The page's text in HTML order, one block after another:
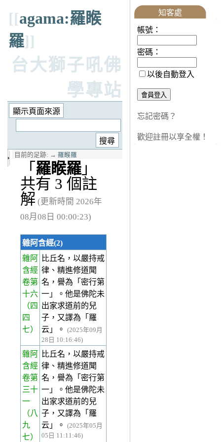
[[agama:羅睺
羅]]
台大獅子吼佛
學專站
目前的足跡: → 羅睺羅
「 羅睺羅 」
共有 3 個註
解 (更新時間 2026年
08月08日 00:00:23)
雜阿含經(2)
雜阿
含經
卷第
十六
（四
四
七）
比丘名，以嚴持戒
律、精進修道聞
名，譽為「密行第
一」。他是佛陀未
出家求道前的兒
子，又譯為「羅
云」。
(2025年09月
28日 10:16:46)
雜阿
含經
卷第
三十
一
（八
九
七）
比丘名，以嚴持戒
律、精進修道聞
名，譽為「密行第
一」。他是佛陀未
出家求道前的兒
子，又譯為「羅
云」。
(2025年05月
05日 11:11:46)
知客處
帳號：
密碼：
以後自動登入
忘記密碼？
歡迎註冊以享全權！